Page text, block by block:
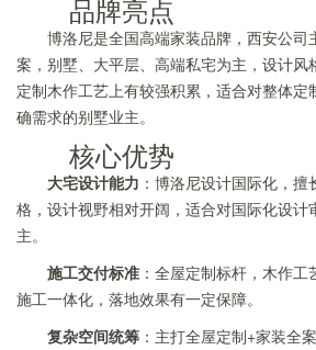
品牌亮点
博洛尼是全国高端家装品牌，西安公司
案，别墅、大平层、高端私宅为主，设计风
定制木作工艺上有较强积累，适合对整体定
确需求的别墅业主。
核心优势
大宅设计能力 ：博洛尼设计国际化，
格，设计视野相对开阔，适合对国际化设计
主。
施工交付标准 ：全屋定制标杆，木作
施工一体化，落地效果有一定保障。
复杂空间统筹 ：主打全屋定制+家装全